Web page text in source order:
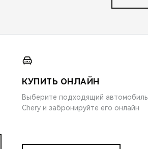
КУПИТЬ ОНЛАЙН
Выберите подходящий автомобиль
Chery и забронируйте его онлайн